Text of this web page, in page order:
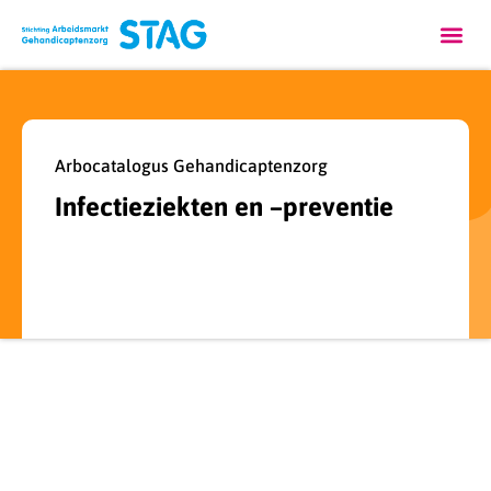
Arbocatalogus Gehandicaptenzorg
Infectieziekten en –preventie